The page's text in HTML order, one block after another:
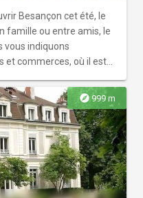
Besançon cet été, le
famille ou entre amis, le
vous indiquons
et commerces, où il est
explore999 m